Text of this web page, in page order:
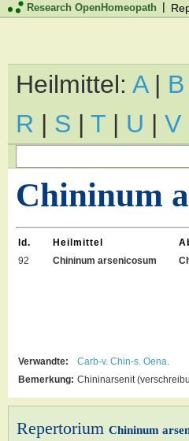
Research OpenHomeopath |
Heilmittel: A| B
R | S | T | U | V
Chininum
Id. Heilmittel
92
Chininum arsenicosum
Verwandte: Carb-v. Chin-s. Oena.
Bemerkung: Chininarsenit
Repertorium Chininum